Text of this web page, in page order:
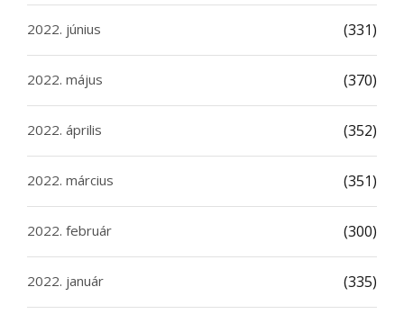
2022. június (331)
2022. május (370)
2022. április (352)
2022. március (351)
2022. február (300)
2022. január (335)